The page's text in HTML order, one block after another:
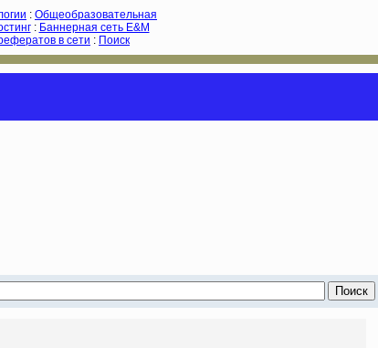
: Общеобразовательная
: Баннерная сеть E&M
в сети : Поиск